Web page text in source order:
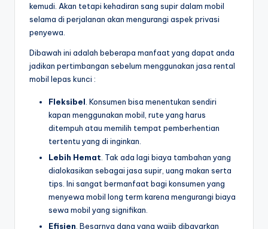
kemudi. Akan tetapi kehadiran sang supir dalam mobil
selama di perjalanan akan mengurangi aspek privasi
penyewa.
Dibawah ini adalah beberapa manfaat yang dapat anda
jadikan pertimbangan sebelum menggunakan jasa rental
mobil lepas kunci :
Fleksibel . Konsumen bisa menentukan sendiri
kapan menggunakan mobil, rute yang harus
ditempuh atau memilih tempat pemberhentian
tertentu yang di inginkan.
Lebih Hemat . Tak ada lagi biaya tambahan yang
dialokasikan sebagai jasa supir, uang makan serta
tips. Ini sangat bermanfaat bagi konsumen yang
menyewa mobil long term karena mengurangi biaya
sewa mobil yang signifikan.
Efisien . Besarnya dana yang wajib dibayarkan